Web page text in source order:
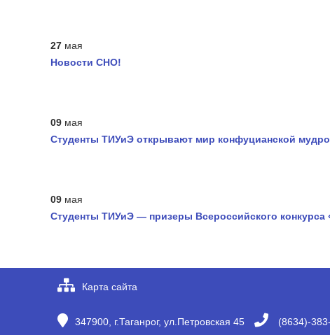
27 мая
Новости СНО!
09 мая
Студенты ТИУиЭ открывают мир конфуцианской
09 мая
Студенты ТИУиЭ — призеры Всероссийского конкурса
Карта сайта
347900, г.Таганрог, ул.Петровская 45 (8634)-